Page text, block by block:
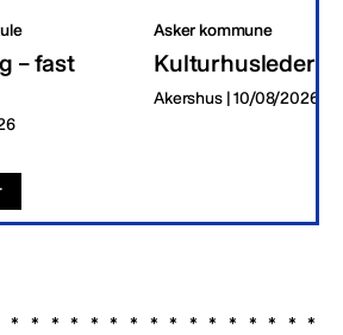
– fast
Asker kommune
Kulturhusleder
Akershus | 10/08/2026